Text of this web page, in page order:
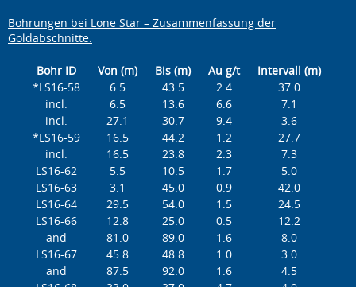
Bohrungen bei Lone Star – Zusammenfassung der
Goldabschnitte:
Bohr ID Von (m) Bis (m) Au g/t
Intervall (m)
*LS16-58
6.5 43.5 2.4
37.0
incl.
6.5 13.6 6.6
7.1
incl.
27.1 30.7 9.4
3.6
*LS16-59
16.5 44.2 1.2
27.7
incl.
16.5 23.8 2.3
7.3
LS16-62
5.5 10.5 1.7
5.0
LS16-63
3.1 45.0 0.9
42.0
LS16-64
29.5 54.0 1.5
24.5
LS16-66
12.8 25.0 0.5
12.2
and
81.0 89.0 1.6
8.0
LS16-67
45.8 48.8 1.0
3.0
and
87.5 92.0 1.6
4.5